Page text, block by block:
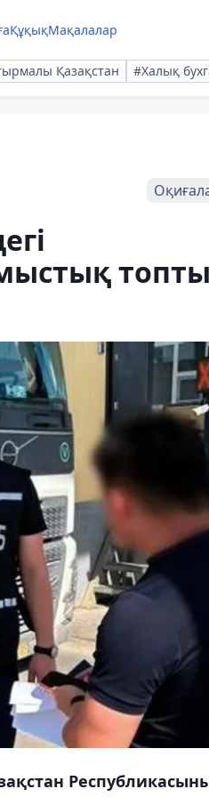
ҚұқықМақалалар
Қазақстан #Халық